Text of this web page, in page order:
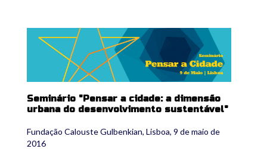
banner_a4_completo_pensar_a_cidade-01.jpg
Seminário "Pensar a cidade: a dimensão
urbana do desenvolvimento sustentável"
Fundação Calouste Gulbenkian, Lisboa, 9 de maio de
2016